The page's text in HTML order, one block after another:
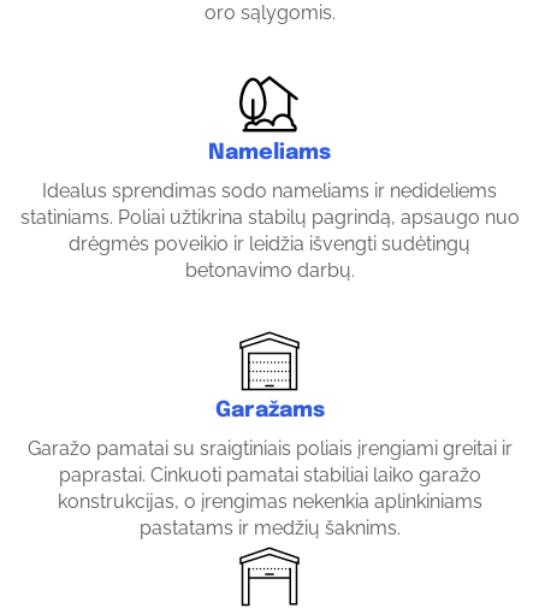
oro sąlygomis.
Nameliams
Idealus sprendimas sodo nameliams ir nedideliems
statiniams. Poliai užtikrina stabilų pagrindą, apsaugo nuo
drėgmės poveikio ir leidžia išvengti sudėtingų
betonavimo darbų.
Garažams
Garažo pamatai su sraigtiniais poliais įrengiami greitai ir
paprastai. Cinkuoti pamatai stabiliai laiko garažo
konstrukcijas, o įrengimas nekenkia aplinkiniams
pastatams ir medžių šaknims.